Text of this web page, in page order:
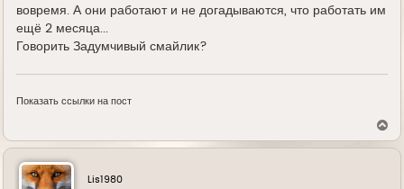
вовремя. А они работают и не догадываются, что работать им
ещё 2 месяца...
Говорить Задумчивый смайлик?
Показать ссылки на пост
р
Lis1980